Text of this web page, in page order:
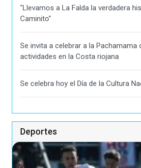
"Llevamos a La Falda la verdadera
Caminito"
Se invita a celebrar a la Pachamama
actividades en la Costa riojana
Se celebra hoy el Día de la Cultura
Deportes